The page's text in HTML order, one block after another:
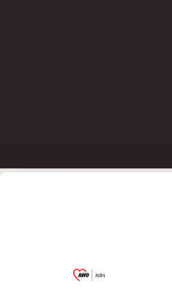
Garitz
(Ein Tochterunternehmen des
Bezirksverbandes